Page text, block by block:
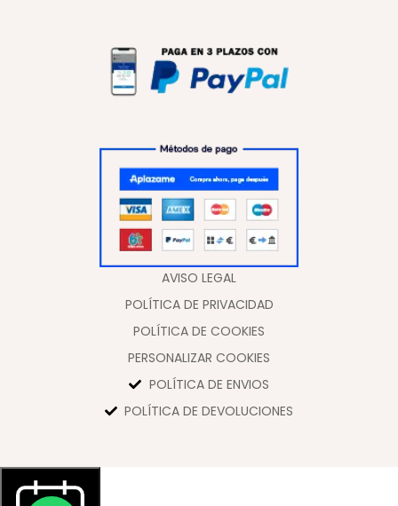
AVISO LEGAL
POLÍTICA DE PRIVACIDAD
POLÍTICA DE COOKIES
PERSONALIZAR COOKIES
POLÍTICA DE ENVIOS
POLÍTICA DE DEVOLUCIONES